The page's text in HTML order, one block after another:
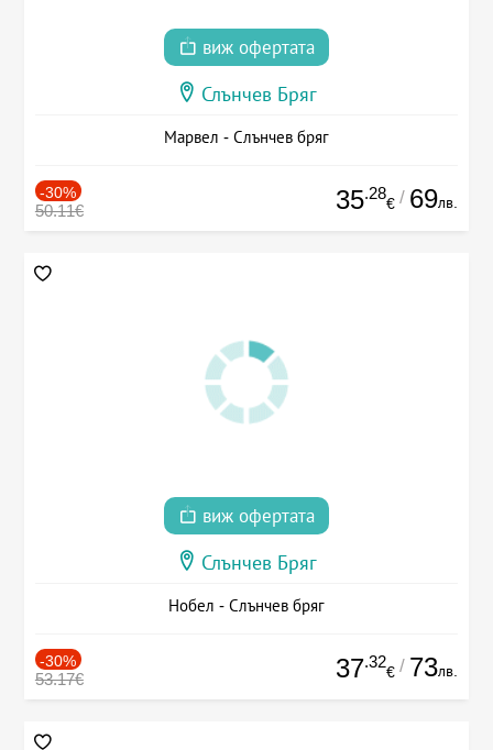
виж офертата
Слънчев Бряг
Марвел - Слънчев бряг
-30%
50.11€ 35.28
€ / 69лв.
виж офертата
Слънчев Бряг
Нобел - Слънчев бряг
-30%
53.17€ 37.32
€ / 73лв.